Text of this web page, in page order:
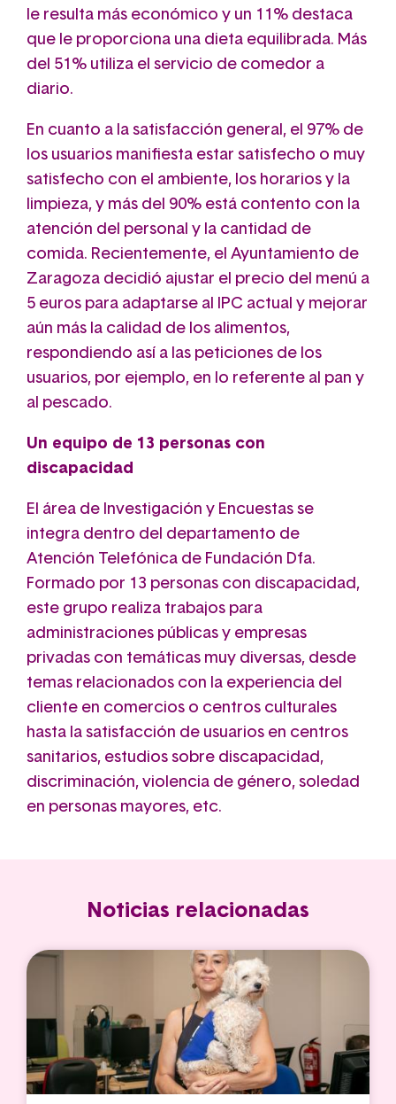
le resulta más económico y un 11% destaca
que le proporciona una dieta equilibrada. Más
del 51% utiliza el servicio de comedor a
diario.
En cuanto a la satisfacción general, el 97% de
los usuarios manifiesta estar satisfecho o muy
satisfecho con el ambiente, los horarios y la
limpieza, y más del 90% está contento con la
atención del personal y la cantidad de
comida. Recientemente, el Ayuntamiento de
Zaragoza decidió ajustar el precio del menú a
5 euros para adaptarse al IPC actual y mejorar
aún más la calidad de los alimentos,
respondiendo así a las peticiones de los
usuarios, por ejemplo, en lo referente al pan y
al pescado.
Un equipo de 13 personas con
discapacidad
El área de Investigación y Encuestas se
integra dentro del departamento de
Atención Telefónica de Fundación Dfa.
Formado por 13 personas con discapacidad,
este grupo realiza trabajos para
administraciones públicas y empresas
privadas con temáticas muy diversas, desde
temas relacionados con la experiencia del
cliente en comercios o centros culturales
hasta la satisfacción de usuarios en centros
sanitarios, estudios sobre discapacidad,
discriminación, violencia de género, soledad
en personas mayores, etc.
Noticias relacionadas